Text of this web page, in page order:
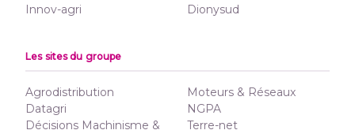
Innov-agri Dionysud
Les sites du groupe
Agrodistribution
Datagri
Décisions Machinisme &
Moteurs & Réseaux
NGPA
Terre-net